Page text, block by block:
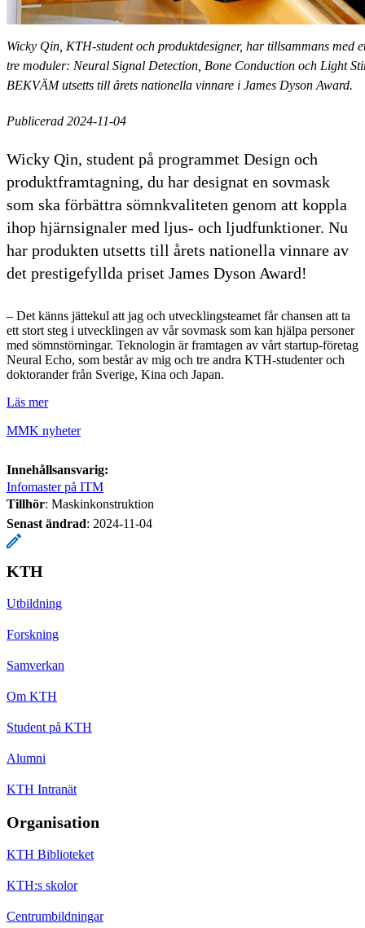
Wicky Qin, KTH-student och produktdesigner, har tillsammans
tre moduler: Neural Signal Detection, Bone Conduction och Light
BEKVÄM utsetts till årets nationella vinnare i James Dyson Award.
Publicerad 2024-11-04
Wicky Qin, student på programmet Design och
produktframtagning, du har designat en sovmask
som ska förbättra sömnkvaliteten genom att koppla
ihop hjärnsignaler med ljus- och ljudfunktioner. Nu
har produkten utsetts till årets nationella vinnare av
det prestigefyllda priset James Dyson Award!
– Det känns jättekul att jag och utvecklingsteamet får chansen att ta
ett stort steg i utvecklingen av vår sovmask som kan hjälpa personer
med sömnstörningar. Teknologin är framtagen av vårt startup-företag
Neural Echo, som består av mig och tre andra KTH-studenter och
doktorander från Sverige, Kina och Japan.
Läs mer
MMK nyheter
Innehållsansvarig:
Infomaster på ITM
Tillhör: Maskinkonstruktion
Senast ändrad: 2024-11-04
KTH
Utbildning
Forskning
Samverkan
Om KTH
Student på KTH
Alumni
KTH Intranät
Organisation
KTH Biblioteket
KTH:s skolor
Centrumbildningar